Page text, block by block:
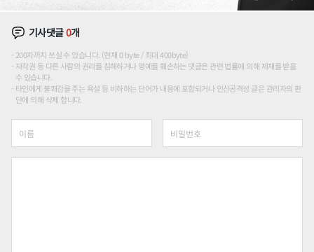
기사댓글0개
200자까지 쓰실 수 있습니다. (현재 0 byte / 최대 400byte)
저작권 등 다른 사람의 권리를 침해하거나 명예를 훼손하는 댓글은 관련 법률에 의해 제재를 받을
수 있습니다.
타인에게 불쾌감을 주는 욕설 등 비하하는 단어가 내용에 포함되거나 인신공격성 글은 관리자의 판
단에 의해 삭제 합니다.